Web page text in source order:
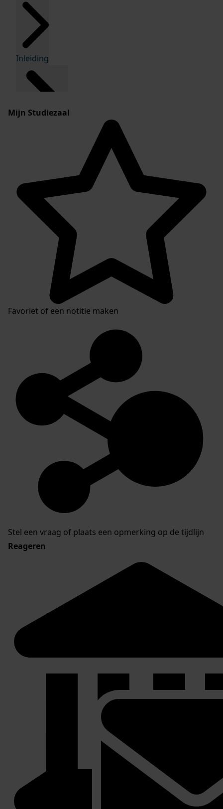
Inleiding
Mijn Studiezaal
Favoriet of een notitie maken
Stel een vraag of plaats een opmerking op de tijdlijn
Reageren